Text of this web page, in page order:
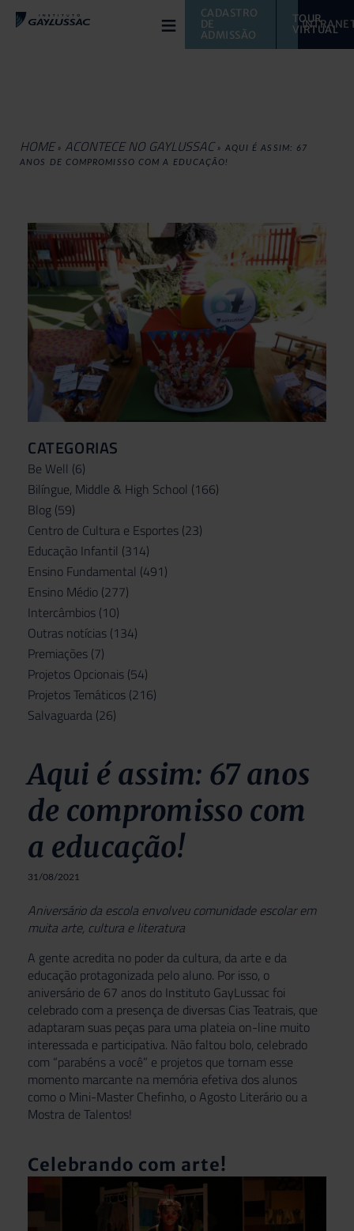
≡
CADASTRO
DE
ADMISSÃO
TOUR
VIRTUAL
HOME » ACONTECE NO GAYLUSSAC » AQUI É ASSIM: 67
ANOS DE COMPROMISSO COM A EDUCAÇÃO!
CATEGORIAS
Be Well (6)
Bilíngue, Middle & High School (166)
Blog (59)
Centro de Cultura e Esportes (23)
Educação Infantil (314)
Ensino Fundamental (491)
Ensino Médio (277)
Intercâmbios (10)
Outras notícias (134)
Premiações (7)
Projetos Opcionais (54)
Projetos Temáticos (216)
Salvaguarda (26)
Aqui é assim: 67 anos
de compromisso com
a educação!
31/08/2021
Aniversário da escola envolveu comunidade escolar em
muita arte, cultura e literatura
A gente acredita no poder da cultura, da arte e da
educação protagonizada pelo aluno. Por isso, o
aniversário de 67 anos do Instituto GayLussac foi
celebrado com a presença de diversas Cias Teatrais, que
adaptaram suas peças para uma plateia on-line muito
interessada e participativa. Não faltou bolo, celebrado
com “parabéns a você” e projetos que tornam esse
momento marcante na memória efetiva dos alunos
como o Mini-Master Chefinho, o Agosto Literário ou a
Mostra de Talentos!
Celebrando com arte!